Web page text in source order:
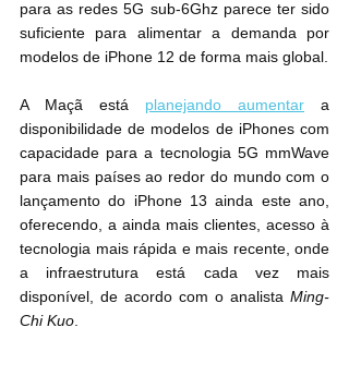
para as redes 5G sub-6Ghz parece ter sido
suficiente para alimentar a demanda por
modelos de ‌iPhone 12‌ de forma mais global.
A Maçã está planejando aumentar a
disponibilidade de modelos ‌de iPhones‌ com
capacidade para a tecnologia 5G mmWave
para mais países ao redor do mundo com o
lançamento do iPhone 13 ainda este ano,
oferecendo, a ainda mais clientes, acesso à
tecnologia mais rápida e mais recente, onde
a infraestrutura está cada vez mais
disponível, de acordo com o analista Ming-
Chi Kuo.